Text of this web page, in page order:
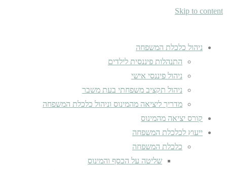
Skip to content
ניהול כלכלת המשפחה
התנהלות פיננסית לילדים
ניהול פיננסי אישי
ניהול תקציב משפחתי בעת משבר
מדריך ליציאה מהמינוס וניהול כלכלת המשפחה
קורס יציאה מהמינוס
ייעוץ לכלכלת המשפחה
כלכלת המשפחה
שליטה על הכסף והמינוס